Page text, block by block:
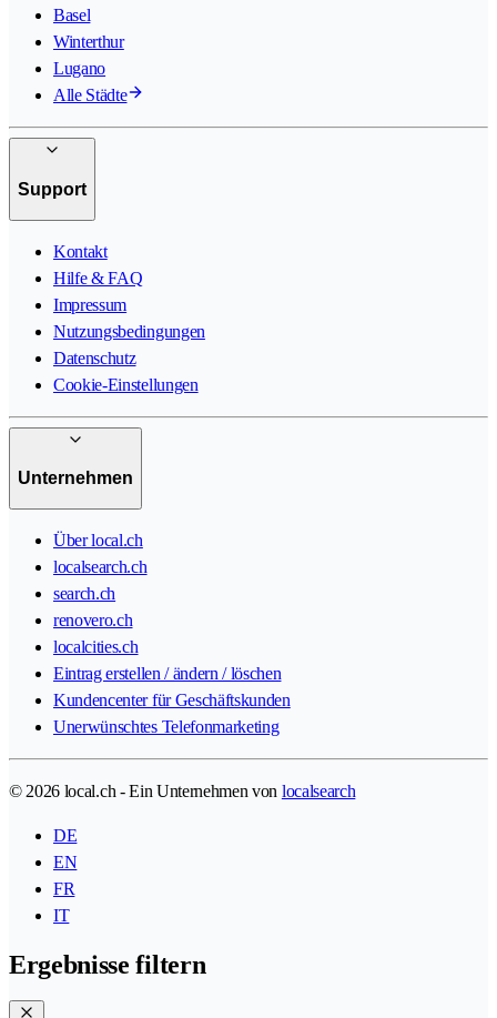
Basel
Winterthur
Lugano
Alle Städte
Support
Kontakt
Hilfe & FAQ
Impressum
Nutzungsbedingungen
Datenschutz
Cookie-Einstellungen
Unternehmen
Über local.ch
localsearch.ch
search.ch
renovero.ch
localcities.ch
Eintrag erstellen / ändern / löschen
Kundencenter für Geschäftskunden
Unerwünschtes Telefonmarketing
© 2026 local.ch - Ein Unternehmen von localsearch
DE
EN
FR
IT
Ergebnisse filtern